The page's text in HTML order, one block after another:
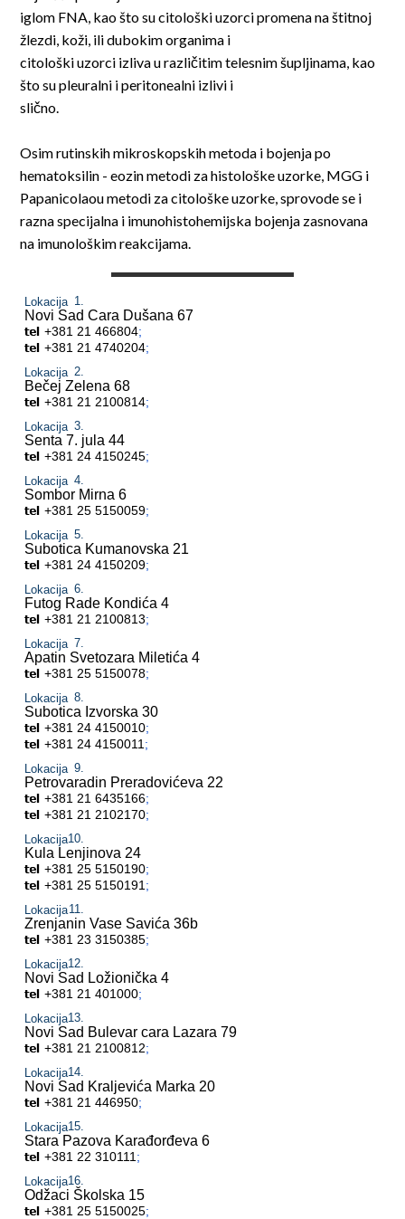
iglom FNA, kao što su citološki uzorci promena na štitnoj
žlezdi, koži, ili dubokim organima i
citološki uzorci izliva u različitim telesnim šupljinama, kao
što su pleuralni i peritonealni izlivi i
slično.
Osim rutinskih mikroskopskih metoda i bojenja po
hematoksilin - eozin metodi za histološke uzorke, MGG i
Papanicolaou metodi za citološke uzorke, sprovode se i
razna specijalna i imunohistohemijska bojenja zasnovana
na imunološkim reakcijama.
Lokacija
Novi SadCara Dušana 67
+381 21 466804;
+381 21 4740204;
Lokacija
BečejZelena 68
+381 21 2100814;
Lokacija
Senta7. jula 44
+381 24 4150245;
Lokacija
Sombor Mirna 6
+381 25 5150059;
Lokacija
Subotica Kumanovska 21
+381 24 4150209;
Lokacija
Futog Rade Kondića 4
+381 21 2100813;
Lokacija
Apatin Svetozara Miletića 4
+381 25 5150078;
Lokacija
Subotica Izvorska 30
+381 24 4150010;
+381 24 4150011 ;
Lokacija
Petrovaradin Preradovićeva 22
+381 21 6435166;
+381 21 2102170;
Lokacija
Kula Lenjinova 24
+381 25 5150190;
+381 25 5150191 ;
Lokacija
ZrenjaninVase Savića 36b
+381 23 3150385;
Lokacija
Novi Sad Ložionička 4
+381 21 401000;
Lokacija
Novi Sad Bulevar cara Lazara 79
+381 21 2100812;
Lokacija
Novi Sad Kraljevića Marka 20
+381 21 446950;
Lokacija
Stara Pazova Karađorđeva 6
+381 22 310111 ;
Lokacija
Odžaci Školska 15
+381 25 5150025;